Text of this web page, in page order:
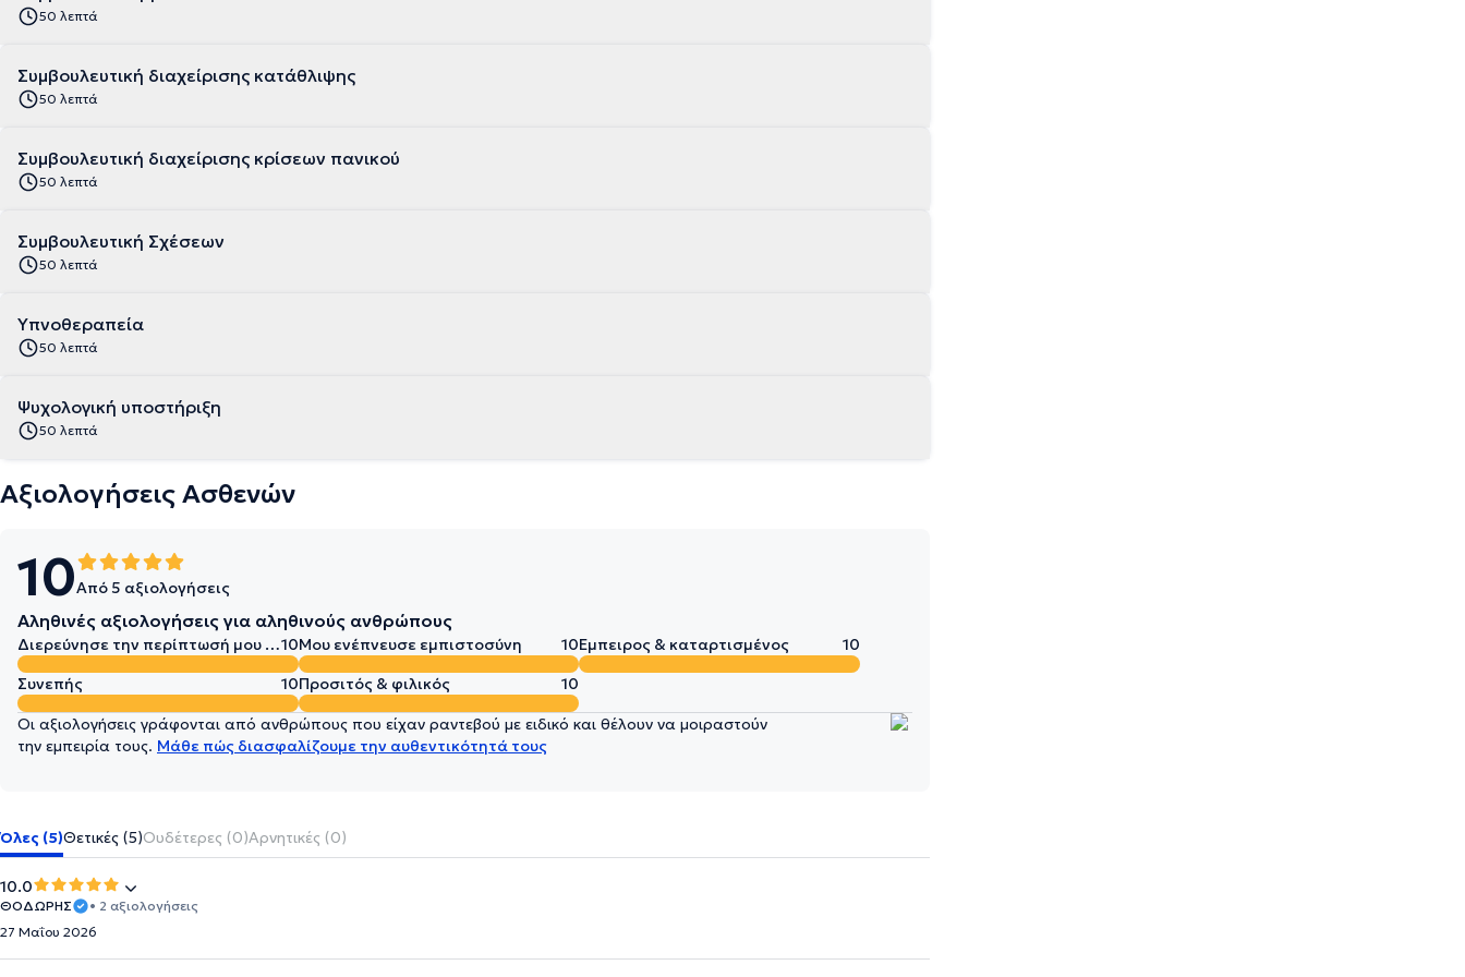
50 λεπτά
Συμβουλευτική διαχείρισης κατάθλιψης
50 λεπτά
Συμβουλευτική διαχείρισης κρίσεων πανικού
50 λεπτά
Συμβουλευτική Σχέσεων
50 λεπτά
Υπνοθεραπεία
50 λεπτά
Ψυχολογική υποστήριξη
50 λεπτά
Αξιολογήσεις Ασθενών
10Από 5 αξιολογήσεις
Αληθινές αξιολογήσεις για αληθινούς ανθρώπους
Διερεύνησε την περίπτωσή μου σε βάθος10Μου ενέπνευσε εμπιστοσύνη 10Έμπειρος & καταρτισμένος
10
Συνεπής
10Προσιτός & φιλικός 10
Οι αξιολογήσεις γράφονται από ανθρώπους που είχαν ραντεβού με ειδικό και θέλουν να μοιραστούν
την εμπειρία τους. Μάθε πώς διασφαλίζουμε την αυθεντικότητά τους
Όλες (5)Θετικές (5)Ουδέτερες (0)Αρνητικές (0)
10.0
ΘΟΔΩΡΗΣ
• 2 αξιολογήσεις
27 Μαΐου 2026